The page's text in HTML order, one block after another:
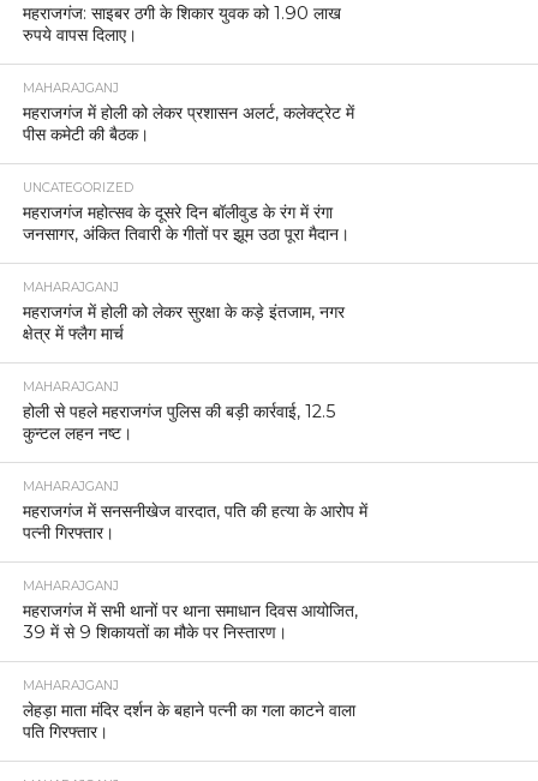
महराजगंज: साइबर ठगी के शिकार युवक को 1.90 लाख
रुपये वापस दिलाए।
MAHARAJGANJ
महराजगंज में होली को लेकर प्रशासन अलर्ट, कलेक्ट्रेट में
पीस कमेटी की बैठक।
UNCATEGORIZED
महराजगंज महोत्सव के दूसरे दिन बॉलीवुड के रंग में रंगा
जनसागर, अंकित तिवारी के गीतों पर झूम उठा पूरा मैदान।
MAHARAJGANJ
महराजगंज में होली को लेकर सुरक्षा के कड़े इंतजाम, नगर
क्षेत्र में फ्लैग मार्च
MAHARAJGANJ
होली से पहले महराजगंज पुलिस की बड़ी कार्रवाई, 12.5
कुन्टल लहन नष्ट।
MAHARAJGANJ
महराजगंज में सनसनीखेज वारदात, पति की हत्या के आरोप में
पत्नी गिरफ्तार।
MAHARAJGANJ
महराजगंज में सभी थानों पर थाना समाधान दिवस आयोजित,
39 में से 9 शिकायतों का मौके पर निस्तारण।
MAHARAJGANJ
लेहड़ा माता मंदिर दर्शन के बहाने पत्नी का गला काटने वाला
पति गिरफ्तार।